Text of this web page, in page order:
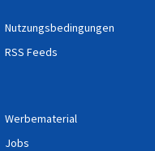
Nutzungsbedingungen
RSS Feeds
Werbematerial
Jobs